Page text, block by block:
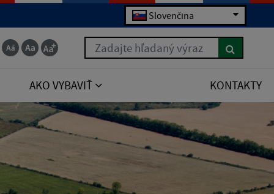
Slovenčina
Zadajte hľadaný výraz
AKO VYBAVIŤ KONTAKTY